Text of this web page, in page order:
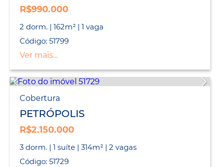
R$990.000
2 dorm. | 162m² | 1 vaga
Código: 51799
Ver mais...
Cobertura
PETRÓPOLIS
R$2.150.000
3 dorm. | 1 suíte | 314m² | 2 vagas
Código: 51729